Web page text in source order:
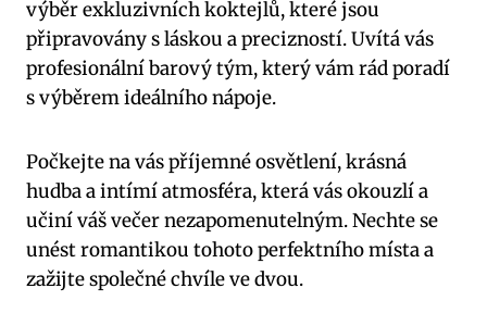
výběr exkluzivních koktejlů, které jsou
připravovány s láskou a precizností. Uvítá vás
profesionální barový tým, který vám rád poradí
s výběrem ideálního nápoje.
Počkejte na vás příjemné osvětlení, krásná
hudba a intímí atmosféra, která vás okouzlí a
učiní váš večer nezapomenutelným. Nechte se
unést romantikou tohoto perfektního místa a
zažijte společné chvíle ve dvou.